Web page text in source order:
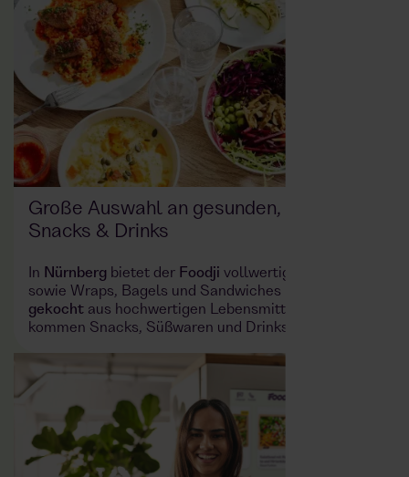
Große Auswahl an gesunden, leckeren
Snacks & Drinks
In Nürnberg bietet der Foodji vollwertige Gerichte
sowie Wraps, Bagels und Sandwiches –
gekocht aus hochwertigen Lebensmitteln. Dazu
kommen Snacks, Süßwaren und Drinks.